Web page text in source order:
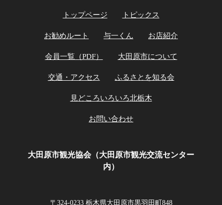
トップページ トピックス
お勧めルート 与一くん お店紹介
会員一覧（PDF） 大田原市について
交通・アクセス ふるさとを知る会
見どころいろいろ北栃木
お問い合わせ
大田原市観光協会（大田原市観光交流センター
内）
〒324-0233 栃木県大田原市黒羽田町848